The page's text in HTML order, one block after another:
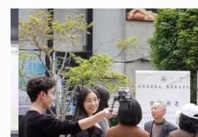
学院副院长孙玉环、浙江工商大学统计科
出席会议，副校长、党委委员王正新主持
双学位项目的建设价值给予充分认可，结